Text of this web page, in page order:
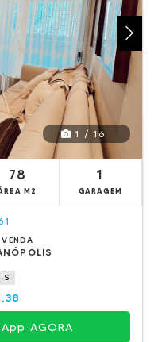
1 / 16
78
M2
1
GARAGEM
AGORA